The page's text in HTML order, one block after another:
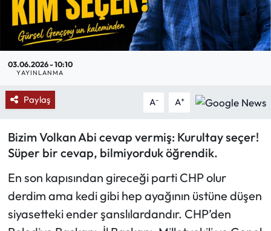
03.06.2026 - 10:10
YAYINLANMA
Paylaş A- A+
Bizim Volkan Abi cevap vermiş: Kurultay seçer!
Süper bir cevap, bilmiyorduk öğrendik.
En son kapısından gireceği parti CHP olur
derdim ama kedi gibi hep ayağının üstüne düşen
siyasetteki ender şanslılardandır. CHP’den
Mektup Galeri
Röportaj
Karikatür Galeri
BIK
ASTROLOJİ